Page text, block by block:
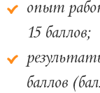
опыт
15 баллов;
баллов